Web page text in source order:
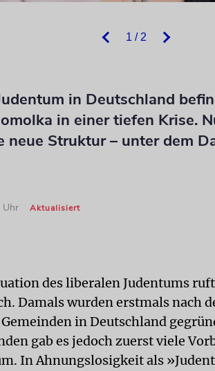
1 / 2
in Deutschland
in einer tiefen Krise.
neue Struktur – unter dem
Uhr
Aktualisiert
des liberalen Judentums
Damals wurden erstmals nach
in Deutschland
gab es jedoch zuerst viele
In Ahnungslosigkeit als